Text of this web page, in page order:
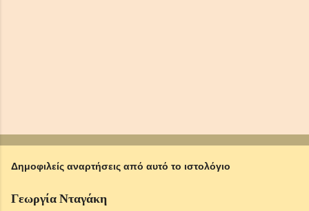
Δημοφιλείς αναρτήσεις από αυτό το ιστολόγιο
Γεωργία Νταγάκη